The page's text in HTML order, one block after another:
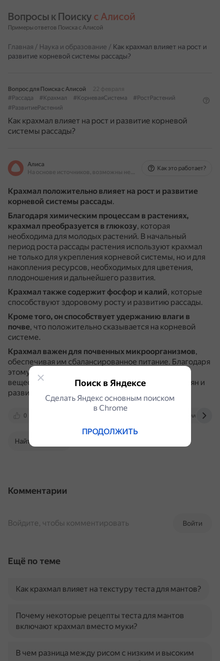
Вопросы к Поиску с Алисой
Примеры ответов Поиска с Алисой
Главная / Наука и образование / Как крахмал влияет на рост и
развитие корневой системы рассады?
Вопрос для Поиска с Алисой
22 февраля
#Рассада
#Крахмал #КорневаяСистема
#РостРастений
#РазвитиеРастений
Как крахмал влияет на рост и развитие корневой
системы рассады?
Алиса
На основе источников, возможны неточности
Как это работает?
Крахмал положительно влияет на рост и развитие
корневой системы рассады.
Благодаря химическим процессам в растениях,
крахмал преобразуется в глюкозу, которая
необходима для молодых растений. В начальный
период роста рассады растения используют крахмал
не только для укрепления корневой системы, но и для
накопления ресурсов, необходимых для цветения,
плодоношения и дальнейшего развития.
Крахмал также содержит фосфор и калий, которые
способствуют здоровому росту и развитию рассады.
Кроме того, он способствует удержанию влаги в
почве, что положительно сказывается на корневой
системе.
Крахмал важен для почвенных микроорганизмов,
обеспечивая им сбалансированное питание. Благодаря
этому растения получают больше питательных
веществ из почвы, что ускоряет прорастание семян и
развитие корневой системы.
0 www.belnovosti.by
Найти в Поиске
Комментарии
Войти
Войдите, чтобы комментировать
Ещё по теме
Как крахмал влияет на текстуру теста для мантов?
Почему некоторые рецепты теста для мантов
включают крахмал вместо муки?
В чем разница между рисом с низким и высоким
Поиск в Яндексе
Сделать Яндекс основным поиском
в Сhrome
ПРОДОЛЖИТЬ